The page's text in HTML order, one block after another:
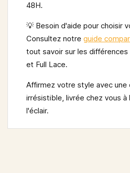
48H.
💡 Besoin d'aide pour choisir
Consultez notre guide
tout savoir sur les
et Full Lace.
Affirmez votre style avec une
irrésistible, livrée chez vous à
l'éclair.